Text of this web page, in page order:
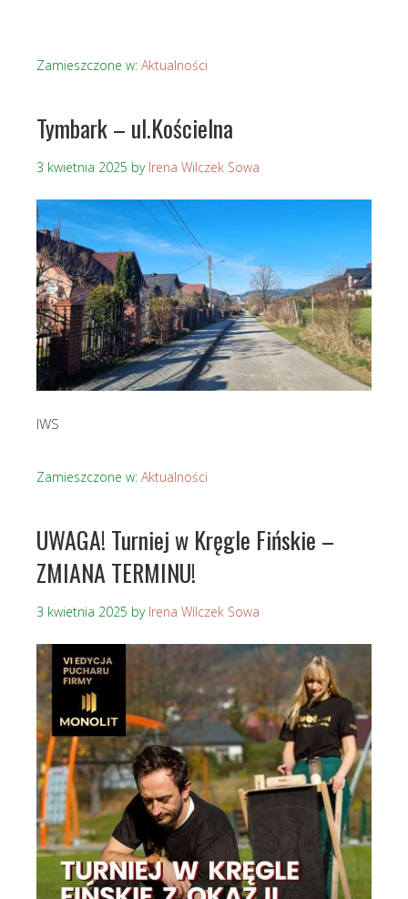
Zamieszczone w: Aktualności
Tymbark – ul.Kościelna
3 kwietnia 2025 by Irena Wilczek Sowa
IWS
Zamieszczone w: Aktualności
UWAGA! Turniej w Kręgle Fińskie –
ZMIANA TERMINU!
3 kwietnia 2025 by Irena Wilczek Sowa